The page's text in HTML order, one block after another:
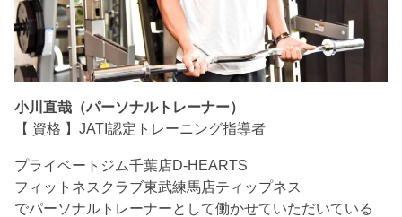
小川直哉（パーソナルトレーナー）
【 資格 】JATI認定トレーニング指導者
プライベートジム千葉店D-HEARTS
フィットネスクラブ東武練馬店ティップネス
でパーソナルトレーナーとして働かせていただいている